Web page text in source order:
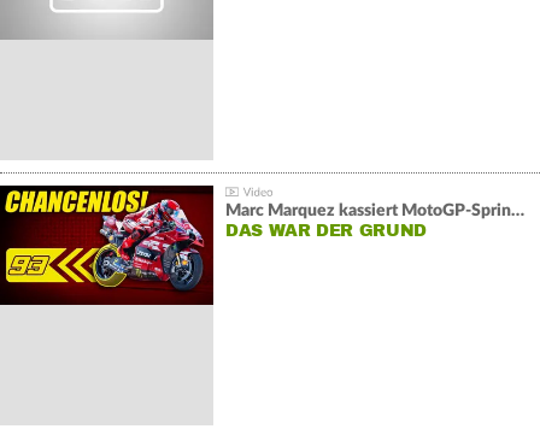
Marc Marquez kassiert MotoGP-Sprint-Schlappe:
DAS WAR DER GRUND